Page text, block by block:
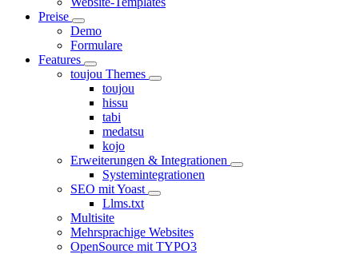
Preise
Demo
Formulare
Features
toujou Themes
toujou
hissu
tabi
medatsu
kojo
Erweiterungen & Integrationen
Systemintegrationen
SEO mit Yoast
Llms.txt
Multisite
Mehrsprachige Websites
OpenSource mit TYPO3